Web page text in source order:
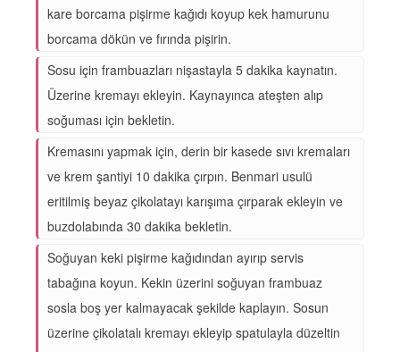
kare borcama pişirme kağıdı koyup kek hamurunu
borcama dökün ve fırında pişirin.
Sosu için frambuazları nişastayla 5 dakika kaynatın.
Üzerine kremayı ekleyin. Kaynayınca ateşten alıp
soğuması için bekletin.
Kremasını yapmak için, derin bir kasede sıvı kremaları
ve krem şantiyi 10 dakika çırpın. Benmari usulü
eritilmiş beyaz çikolatayı karışıma çırparak ekleyin ve
buzdolabında 30 dakika bekletin.
Soğuyan keki pişirme kağıdından ayırıp servis
tabağına koyun. Kekin üzerini soğuyan frambuaz
sosla boş yer kalmayacak şekilde kaplayın. Sosun
üzerine çikolatalı kremayı ekleyip spatulayla düzeltin